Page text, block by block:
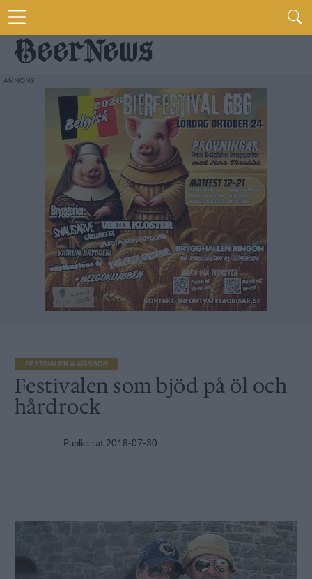
FESTIVALER & MÄSSOR
Festivalen som bjöd på öl och
hårdrock
Publicerat 2018-07-30